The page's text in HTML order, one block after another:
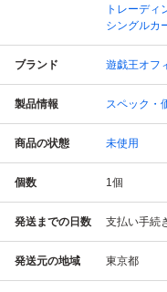
トレーディ
シングルカ
ブランド 遊戯王オフ
製品情報 スペック・
商品の状態 未使用
個数 1個
発送までの日数 支払い手続
発送元の地域 東京都